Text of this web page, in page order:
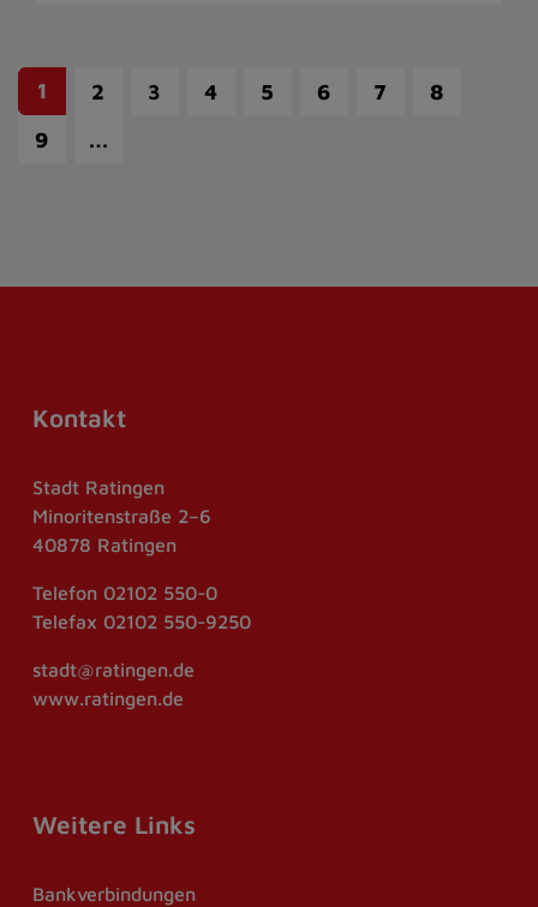
1 2 3 4 5 6 7
8
9
…
Kontakt
Stadt Ratingen
Minoritenstraße 2–6
40878 Ratingen
Telefon 02102 550-0
Telefax 02102 550-9250
stadt@ratingen.de
www.ratingen.de
Weitere Links
Bankverbindungen